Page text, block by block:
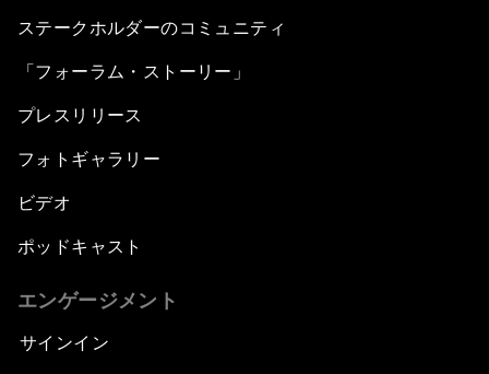
ステークホルダーのコミュニティ
「フォーラム・ストーリー」
プレスリリース
フォトギャラリー
ビデオ
ポッドキャスト
エンゲージメント
サインイン